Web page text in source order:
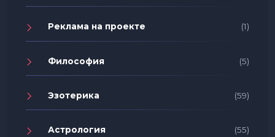
Реклама на проекте (1)
Философия (5)
Эзотерика (59)
Астрология (55)